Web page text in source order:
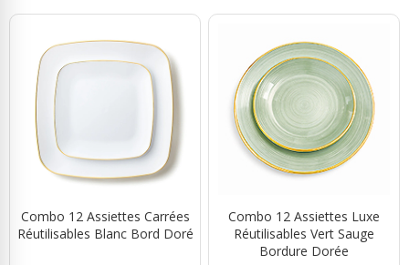
Combo 12 Assiettes Carrées
Réutilisables Blanc Bord Doré
Combo 12 Assiettes Luxe
Réutilisables Vert Sauge
Bordure Dorée